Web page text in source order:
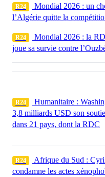
R24
Mondial 2026 : un
l’Algérie quitte la
R24
Mondial 2026 : la
joue sa survie contre
R24
Humanitaire :
3,8 milliards USD son
dans 21 pays, dont la RDC
R24
Afrique du Sud :
condamne les actes